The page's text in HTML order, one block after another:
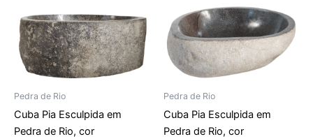
Pedra de Rio
Cuba Pia Esculpida em
Pedra de Rio, cor
Pedra de Rio
Cuba Pia Esculpida em
Pedra de Rio, cor